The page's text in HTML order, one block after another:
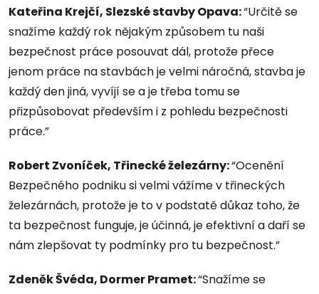
Kateřina Krejčí, Slezské stavby Opava:“Určitě se
snažíme každý rok nějakým způsobem tu naši
bezpečnost práce posouvat dál, protože přece
jenom práce na stavbách je velmi náročná, stavba je
každý den jiná, vyvíjí se a je třeba tomu se
přizpůsobovat především i z pohledu bezpečnosti
práce.”
Robert Zvoníček, Třinecké železárny:“Ocenění
Bezpečného podniku si velmi vážíme v třineckých
železárnách, protože je to v podstatě důkaz toho, že
ta bezpečnost funguje, je účinná, je efektivní a daří se
nám zlepšovat ty podmínky pro tu bezpečnost.”
Zdeněk Švéda, Dormer Pramet:“Snažíme se